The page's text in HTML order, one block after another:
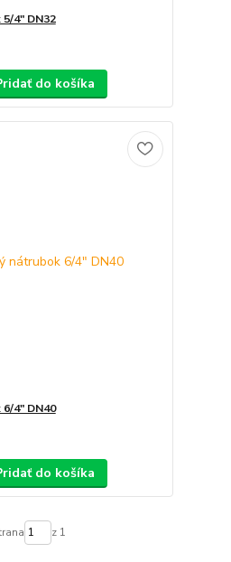
4" DN32
do košíka
4" DN40
do košíka
z 1